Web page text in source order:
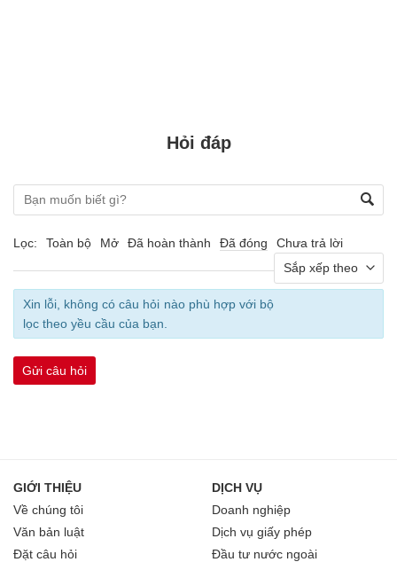
Hỏi đáp
Lọc: Toàn bộ Mở Đã hoàn thành Đã đóng Chưa trả lời
Xin lỗi, không có câu hỏi nào phù hợp với bộ
lọc theo yều cầu của bạn.
Gửi câu hỏi
GIỚI THIỆU
Về chúng tôi
Văn bản luật
Đặt câu hỏi
DỊCH VỤ
Doanh nghiệp
Dịch vụ giấy phép
Đầu tư nước ngoài